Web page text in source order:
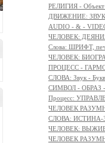
РЕЛИГИЯ - Объект
ДВИЖЕНИЕ:
AUDIO - & -
ЧЕЛОВЕК:
Слова: ШРИФТ,
ЧЕЛОВЕК:
ПРОЦЕСС -
СЛОВА: Звук -
СИМВОЛ - ОБРАЗ
Процесс:
ЧЕЛОВЕК
СЛОВА:
ЧЕЛОВЕК:
ЧЕЛОВЕК